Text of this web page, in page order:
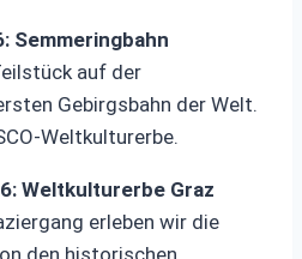
Semmeringbahn
auf der
Gebirgsbahn der Welt.
Weltkulturerbe.
Weltkulturerbe Graz
erleben wir die
den historischen